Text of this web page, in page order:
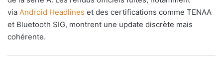
via Android Headlines et des certifications comme TENAA
et Bluetooth SIG, montrent une update discrète mais
cohérente.